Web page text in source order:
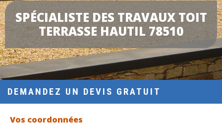
SPÉCIALISTE DES TRAVAUX TOIT
TERRASSE HAUTIL 78510
DEMANDEZ UN DEVIS GRATUIT
Vos coordonnées